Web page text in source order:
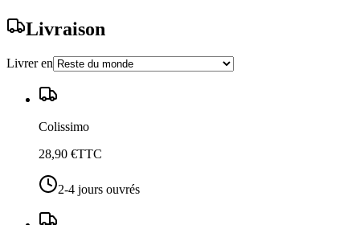
Livraison
Livrer en
Colissimo
28,90 €TTC
2-4 jours ouvrés